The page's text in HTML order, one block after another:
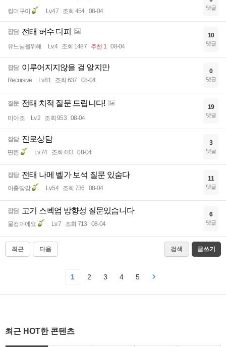
킬더구이 Lv.47 조회 454 08-04 댓글
잡담 전태 허수 디피
유느님을위해 Lv.4 조회 1487 추천 1 08-04
10
댓글
잡담 이루어지지않을 걸 알지만
Recursive Lv.81 조회 637 08-04
0
댓글
질문 전태 치적 질문 드립니다!
미야조 Lv.2 조회 953 08-04
19
댓글
잡담 진로상담
딴뜬 Lv.74 조회 483 08-04
3
댓글
잡담 전태 나메 벨가 보석 질문 있숨다
아출땅강 Lv.54 조회 736 08-04
11
댓글
잡담 고기 스펙업 방향성 질문있습니다
물컹이에요 Lv.7 조회 713 08-04
6
댓글
최근 다음 검색 글쓰기
1 2 3 4 5
최근 HOT한 콘텐츠